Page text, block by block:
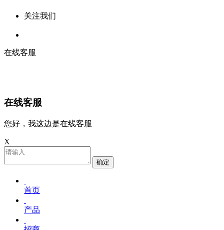
关注我们
在线客服
在线客服
您好，我这边是在线客服
X
确定
首页
产品